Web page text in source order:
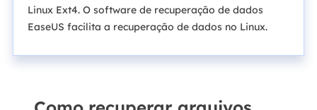
Linux Ext4. O software de recuperação de dados
EaseUS facilita a recuperação de dados no Linux.